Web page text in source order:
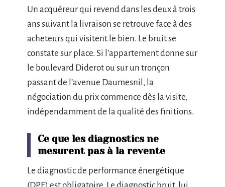
Un acquéreur qui revend dans les deux à trois
ans suivant la livraison se retrouve face à des
acheteurs qui visitent le bien. Le bruit se
constate sur place. Si l’appartement donne sur
le boulevard Diderot ou sur un tronçon
passant de l’avenue Daumesnil, la
négociation du prix commence dès la visite,
indépendamment de la qualité des finitions.
Ce que les diagnostics ne
mesurent pas à la revente
Le diagnostic de performance énergétique